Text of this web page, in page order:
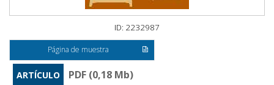
ID: 2232987
Página de muestra
ARTÍCULO
PDF (0,18 Mb)